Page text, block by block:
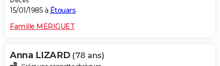
15/01/1985 à Étouars
Famille MERIGUET
Anna LIZARD (78 ans)